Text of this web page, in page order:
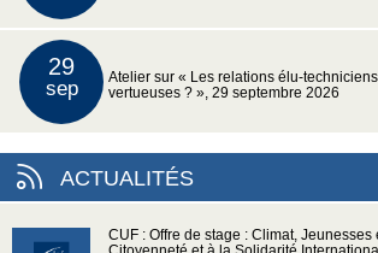
29
sep
Atelier sur « Les relations élu-
vertueuses ? », 29 septembre 2026
ACTUALITÉS
CUF : Offre de stage : Climat, Jeunesses